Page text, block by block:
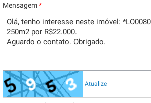
Mensagem*
Atualize